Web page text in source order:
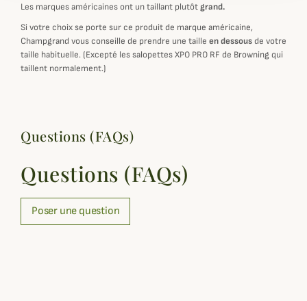
Les marques américaines ont un taillant plutôt grand.
Si votre choix se porte sur ce produit de marque américaine,
Champgrand vous conseille de prendre une taille en dessousde votre
taille habituelle. (Excepté les salopettes XPO PRO RF de Browning qui
taillent normalement.)
Questions (FAQs)
Questions (FAQs)
Poser une question